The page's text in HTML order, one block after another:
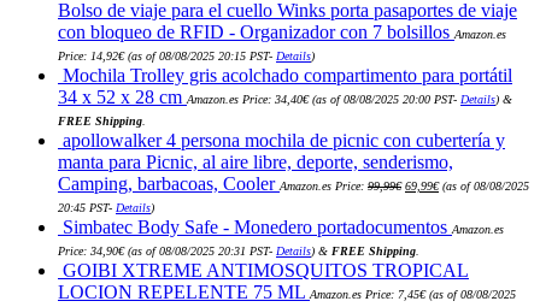
Bolso de viaje para el cuello Winks porta pasaportes de viaje
con bloqueo de RFID - Organizador con 7 bolsillos Amazon.es
Price: 14,92€(as of 08/08/2025 20:15 PST- Details)
Mochila Trolley gris acolchado compartimento para portátil
34 x 52 x 28 cm Amazon.es Price: 34,40€(as of 08/08/2025 20:00 PST- Details) &
FREE Shipping
apollowalker 4 persona mochila de picnic con cubertería y
manta para Picnic, al aire libre, deporte, senderismo,
Camping, barbacoas, Cooler Amazon.es Price: 99,99€ precio
99,99€.
69,99€precio
69,99€.
(as of 08/08/2025
20:45 PST- Details)
Simbatec Body Safe - Monedero portadocumentos Amazon.es
Price: 34,90€(as of 08/08/2025 20:31 PST- Details) & FREE Shipping
GOIBI XTREME ANTIMOSQUITOS TROPICAL
LOCION REPELENTE 75 ML Amazon.es Price: 7,45€(as of 08/08/2025